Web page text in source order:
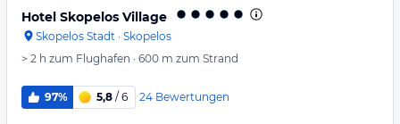
Hotel Skopelos Village
Skopelos Stadt · Skopelos
> 2 h zum Flughafen · 600 m zum Strand
97% 5,8 / 6 24 Bewertungen